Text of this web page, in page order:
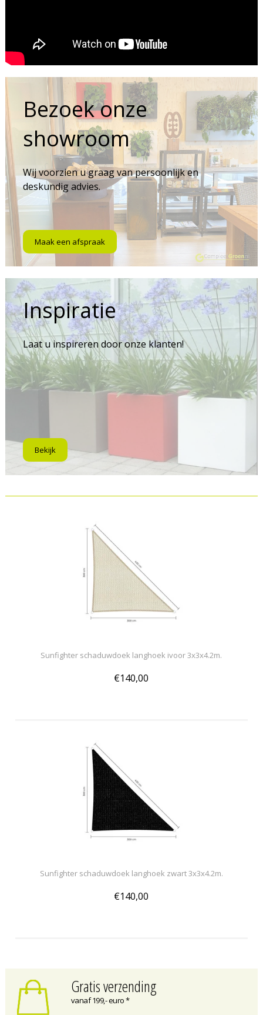
Bezoek onze
showroom
Wij voorzien u graag van persoonlijk en
deskundig advies.
Maak een afspraak
Inspiratie
Laat u inspireren door onze klanten!
Bekijk
Sunfighter schaduwdoek langhoek ivoor 3x3x4.2m.
€140,00
Sunfighter schaduwdoek langhoek zwart 3x3x4.2m.
€140,00
Gratis verzending
vanaf 199,- euro *